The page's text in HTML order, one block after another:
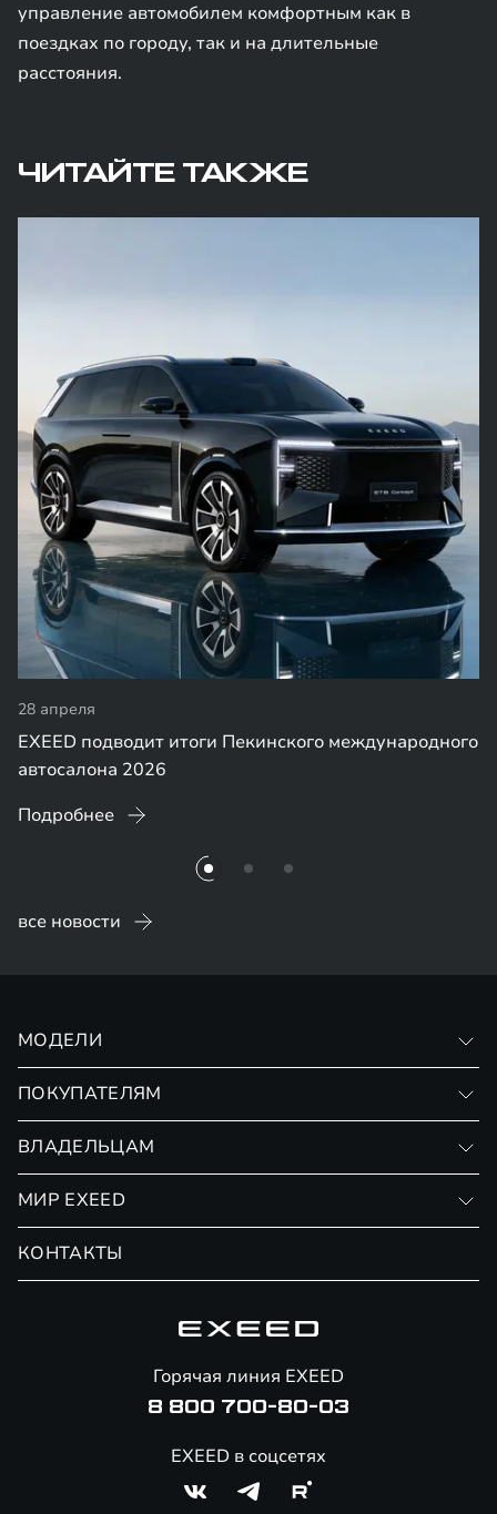
управление автомобилем комфортным как в
поездках по городу, так и на длительные
расстояния.
ЧИТАЙТЕ ТАКЖЕ
28 апреля
EXEED подводит итоги Пекинского международного
автосалона 2026
Подробнее
все новости
МОДЕЛИ
ПОКУПАТЕЛЯМ
Страхование
ВЛАДЕЛЬЦАМ
Сервис
Помощь на дорогах
МИР EXEED
КОНТАКТЫ
Горячая линия EXEED
8 800 700-80-03
EXEED в соцсетях